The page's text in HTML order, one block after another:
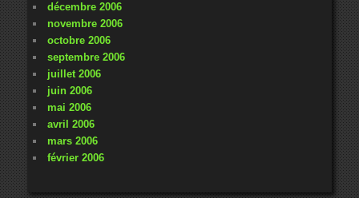
décembre 2006
novembre 2006
octobre 2006
septembre 2006
juillet 2006
juin 2006
mai 2006
avril 2006
mars 2006
février 2006